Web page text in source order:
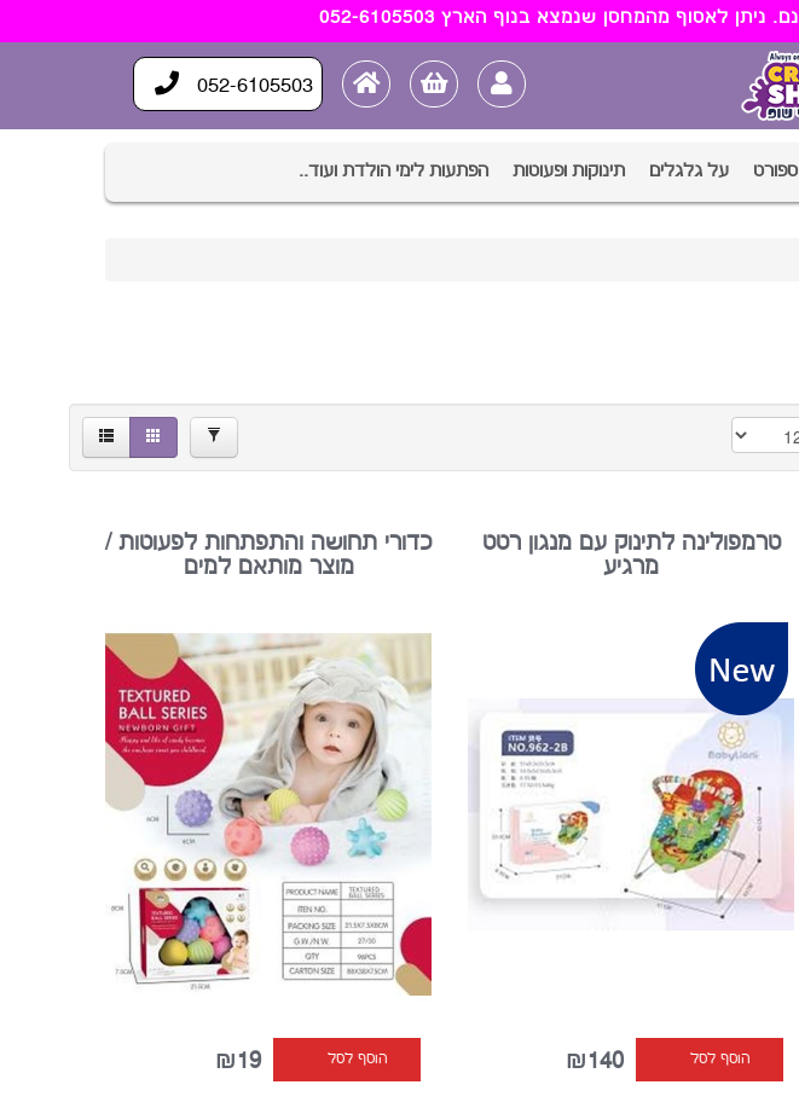
052-6105503
ספורט על גלגלים תינוקות ופעוטות
הפתעות לימי הולדת ועוד..
טרמפולינה לתינוק עם מנגון רטט
מרגיע
הוסף לסל ₪140
כדורי תחושה והתפתחות לפעוטות /
מוצר מותאם למים
הוסף לסל ₪19